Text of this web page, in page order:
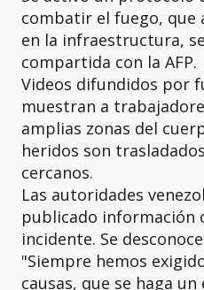
combatir el fuego, que
en la infraestructura,
compartida con la AFP.
Videos difundidos por
muestran a
amplias zonas del
heridos son
cercanos.
Las autoridades
publicado información
incidente. Se
"Siempre hemos
causas, que se haga